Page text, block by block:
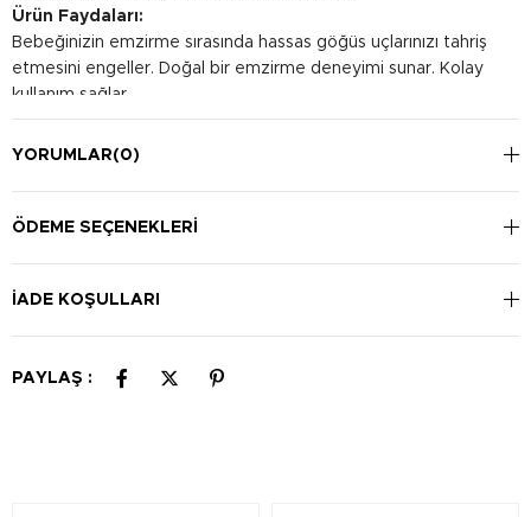
Ürün Faydaları:
Bebeğinizin emzirme sırasında hassas göğüs uçlarınızı tahriş
etmesini engeller. Doğal bir emzirme deneyimi sunar. Kolay
kullanım sağlar.
Kullanım Şekli:
Kullanmadan önce ellerinizi iyice yıkayın. Göğüs ucunuzu
suyla yıkayın ve durulayın.
YORUMLAR(0)
ÖDEME SEÇENEKLERI
İADE KOŞULLARI
PAYLAŞ :